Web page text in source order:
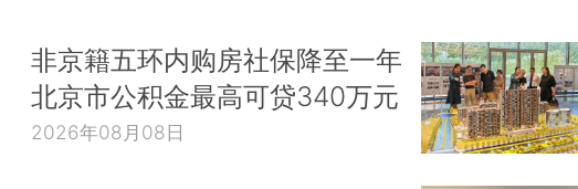
非京籍五环内购房社保降至一年
北京市公积金最高可贷340万元
2026年08月08日